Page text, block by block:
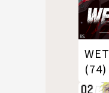
(74)
版）